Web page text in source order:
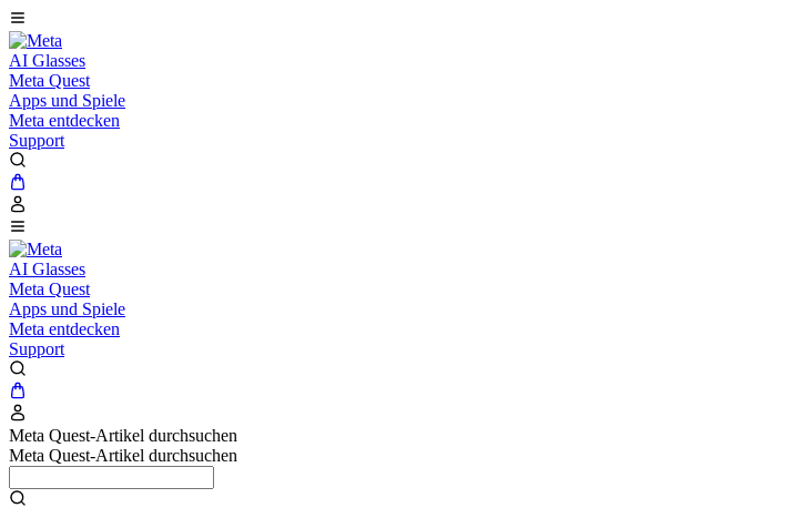
AI Glasses
Meta Quest
Apps und Spiele
Meta entdecken
Support
AI Glasses
Meta Quest
Apps und Spiele
Meta entdecken
Support
Meta Quest-Artikel durchsuchen
Meta Quest-Artikel durchsuchen